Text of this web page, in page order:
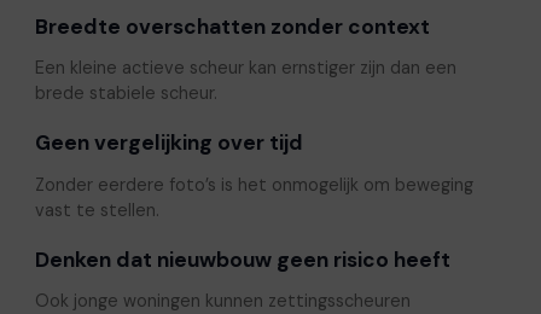
Breedte overschatten zonder context
Een kleine actieve scheur kan ernstiger zijn dan een
brede stabiele scheur.
Geen vergelijking over tijd
Zonder eerdere foto’s is het onmogelijk om beweging
vast te stellen.
Denken dat nieuwbouw geen risico heeft
Ook jonge woningen kunnen zettingsscheuren